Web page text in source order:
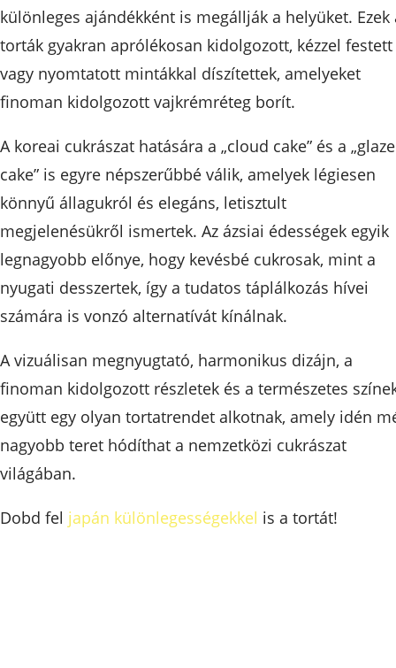
különleges ajándékként is megállják a helyüket. Ezek
torták gyakran aprólékosan kidolgozott, kézzel festett
vagy nyomtatott mintákkal díszítettek, amelyeket
finoman kidolgozott vajkrémréteg borít.
A koreai cukrászat hatására a „cloud cake” és a „glaze
cake” is egyre népszerűbbé válik, amelyek légiesen
könnyű állagukról és elegáns, letisztult
megjelenésükről ismertek. Az ázsiai édességek egyik
legnagyobb előnye, hogy kevésbé cukrosak, mint a
nyugati desszertek, így a tudatos táplálkozás hívei
számára is vonzó alternatívát kínálnak.
A vizuálisan megnyugtató, harmonikus dizájn, a
finoman kidolgozott részletek és a természetes
együtt egy olyan tortatrendet alkotnak, amely idén
nagyobb teret hódíthat a nemzetközi cukrászat
világában.
Dobd fel japán különlegességekkel is a tortát!